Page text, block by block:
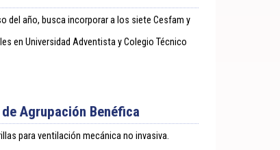
del año, busca incorporar a los siete Cesfam y
en Universidad Adventista y Colegio Técnico
Agrupación Benéfica
para ventilación mecánica no invasiva.